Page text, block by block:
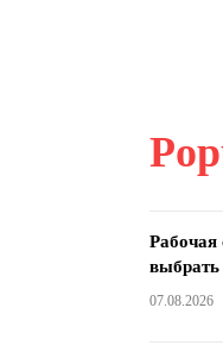
Рабочая
выбрать
07.08.2026